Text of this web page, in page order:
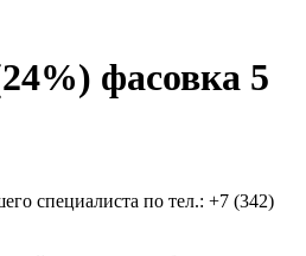
фасовка 5
специалиста по тел.: +7 (342)